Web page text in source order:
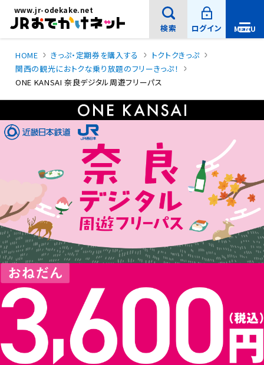
メインコンテンツにスキッ
プ
www.jr-odekake.net
メ
閉
MENU
検索
サイト内検索
サ
索
：
キ
ー
ワ
ー
ド
を
入
力
し
て
検索
イ
ン
ド
で
開
ログイン
HOME きっぷ・定期券を購入する
トクトクきっぷ
関西の観光におトクな乗り放題のフリーきっぷ！
ONE KANSAI 奈良デジタル周遊フリーパス